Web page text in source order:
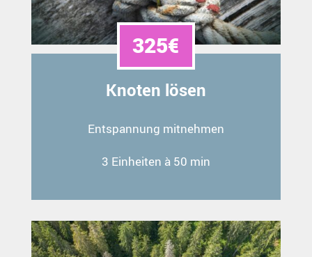
325€
Knoten lösen
Entspannung mitnehmen
3 Einheiten à 50 min